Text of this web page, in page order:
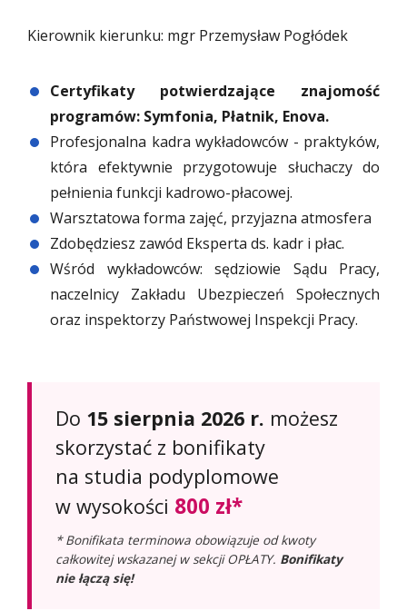
Kierownik kierunku: mgr Przemysław Pogłódek
Certyfikaty potwierdzające znajomość
programów: Symfonia, Płatnik, Enova.
Profesjonalna kadra wykładowców - praktyków,
która efektywnie przygotowuje słuchaczy do
pełnienia funkcji kadrowo-płacowej.
Warsztatowa forma zajęć, przyjazna atmosfera
Zdobędziesz zawód Eksperta ds. kadr i płac.
Wśród wykładowców: sędziowie Sądu Pracy,
naczelnicy Zakładu Ubezpieczeń Społecznych
oraz inspektorzy Państwowej Inspekcji Pracy.
Do 15 sierpnia 2026 r. możesz
skorzystać z bonifikaty
na studia podyplomowe
w wysokości 800 zł*
* Bonifikata terminowa obowiązuje od kwoty
całkowitej wskazanej w sekcji OPŁATY. Bonifikaty
nie łączą się!